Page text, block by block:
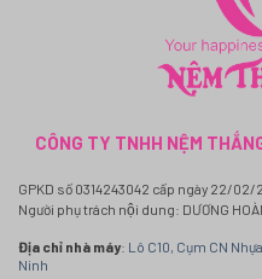
CÔNG TY TNHH NỆM
GPKD số 0314243042 cấp ngày 22/02/
Người phụ trách nội dung: DƯƠNG
Địa chỉ nhà máy: Lô C10, Cụm CN
Ninh